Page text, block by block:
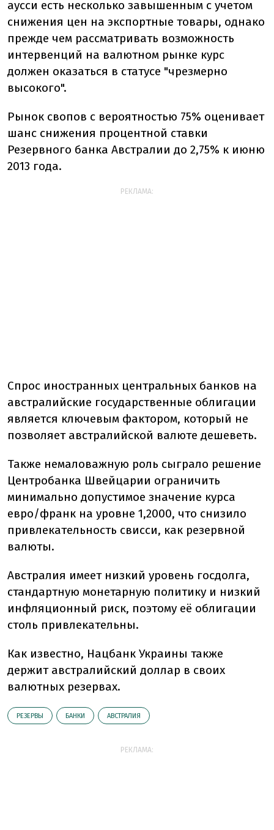
аусси есть несколько завышенным с учетом
снижения цен на экспортные товары, однако
прежде чем рассматривать возможность
интервенций на валютном рынке курс
должен оказаться в статусе "чрезмерно
высокого".
Рынок свопов с вероятностью 75% оценивает
шанс снижения процентной ставки
Резервного банка Австралии до 2,75% к июню
2013 года.
РЕКЛАМА:
Спрос иностранных центральных банков на
австралийские государственные облигации
является ключевым фактором, который не
позволяет австралийской валюте дешеветь.
Также немаловажную роль сыграло решение
Центробанка Швейцарии ограничить
минимально допустимое значение курса
евро/франк на уровне 1,2000, что снизило
привлекательность свисси, как резервной
валюты.
Австралия имеет низкий уровень госдолга,
стандартную монетарную политику и низкий
инфляционный риск, поэтому её облигации
столь привлекательны.
Как известно, Нацбанк Украины также
держит австралийский доллар в своих
валютных резервах.
РЕЗЕРВЫ БАНКИ АВСТРАЛИЯ
РЕКЛАМА: